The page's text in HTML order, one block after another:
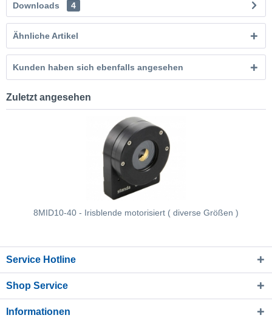
Downloads 4
Ähnliche Artikel
Kunden haben sich ebenfalls angesehen
Zuletzt angesehen
8MID10-40 - Irisblende motorisiert ( diverse Größen )
Service Hotline
Shop Service
Informationen